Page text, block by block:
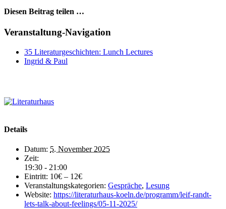
Diesen Beitrag teilen …
Facebook
X
WhatsApp
Pinterest
E-
Veranstaltung-Navigation
35 Literaturgeschichten: Lunch Lectures
Ingrid & Paul
Details
Datum: 5. November 2025
Zeit:
19:30 - 21:00
Eintritt: 10€ – 12€
Veranstaltungskategorien: Gespräche, Lesung
Website: https://literaturhaus-koeln.de/programm/leif-randt-
lets-talk-about-feelings/05-11-2025/